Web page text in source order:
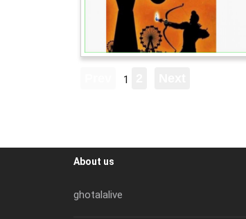
1
About us
ghotalalive